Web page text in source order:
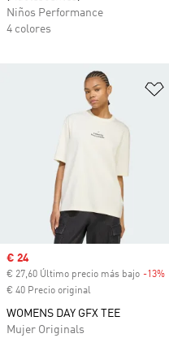
Niños Performance
4 colores
Precio de venta
€ 24
€ 27,60 Último precio más bajo -13%
€ 40 Precio original
WOMENS DAY GFX TEE
Mujer Originals